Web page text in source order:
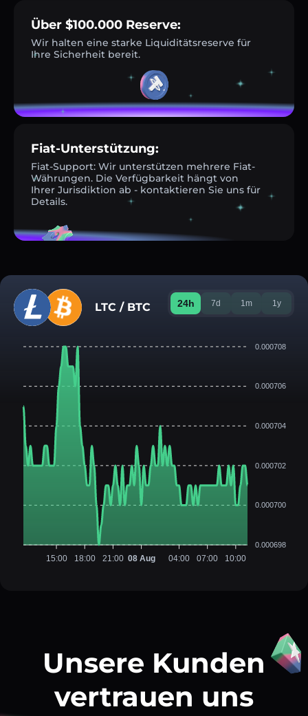
Über $100.000 Reserve:
Wir halten eine starke Liquiditätsreserve für
Ihre Sicherheit bereit.
Fiat-Unterstützung:
Fiat-Support: Wir unterstützen mehrere Fiat-
Währungen. Die Verfügbarkeit hängt von
Ihrer Jurisdiktion ab - kontaktieren Sie uns für
Details.
LTC / BTC 24h 7d 1m 1y
0.000708
0.000706
0.000704
0.000702
0.000700
0.000698
15:00 18:00 21:00 08 Aug 04:00 07:00 10:00
Unsere Kunden
vertrauen uns